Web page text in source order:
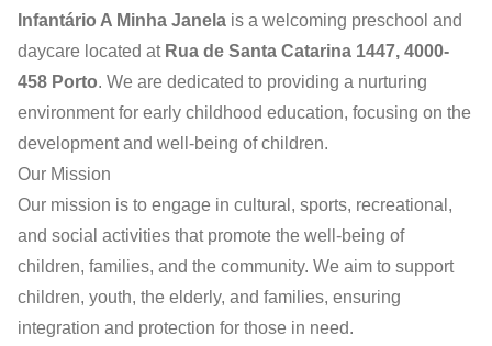
Infantário A Minha Janela is a welcoming preschool and
daycare located at Rua de Santa Catarina 1447, 4000-
458 Porto. We are dedicated to providing a nurturing
environment for early childhood education, focusing on the
development and well-being of children.
Our Mission
Our mission is to engage in cultural, sports, recreational,
and social activities that promote the well-being of
children, families, and the community. We aim to support
children, youth, the elderly, and families, ensuring
integration and protection for those in need.